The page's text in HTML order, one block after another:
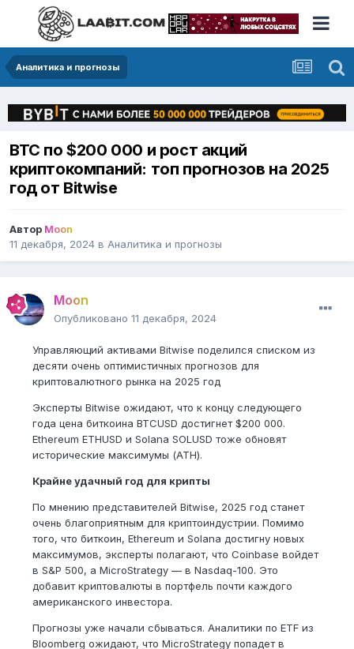
Аналитика и прогнозы
BTC по $200 000 и рост акций
криптокомпаний: топ прогнозов на 2025
год от Bitwise
Автор Moon
11 декабря, 2024 в Аналитика и прогнозы
Moon
Опубликовано 11 декабря, 2024
Управляющий активами Bitwise поделился списком из
десяти очень оптимистичных прогнозов для
криптовалютного рынка на 2025 год
Эксперты Bitwise ожидают, что к концу следующего
года цена биткоина BTCUSD достигнет $200 000.
Ethereum ETHUSD и Solana SOLUSD тоже обновят
исторические максимумы (ATH).
Крайне удачный год для крипты
По мнению представителей Bitwise, 2025 год станет
очень благоприятным для криптоиндустрии. Помимо
того, что биткоин, Ethereum и Solana достигну новых
максимумов, эксперты полагают, что Coinbase войдет
в S&P 500, а MicroStrategy — в Nasdaq-100. Это
добавит криптовалюты в портфель почти каждого
американского инвестора.
Прогнозы уже начали сбываться. Аналитики по ETF из
Bloomberg ожидают, что MicroStrategy попадет в